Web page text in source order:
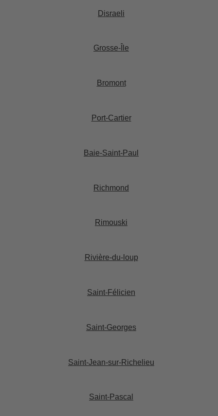
Disraeli​
Grosse-Île​
Bromont​
Port-Cartier​
Baie-Saint-Paul​
Richmond
Rimouski​
Rivière-du-loup​
Saint-Félicien​
Saint-Georges​
Saint-Jean-sur-Richelieu​
Saint-Pascal​